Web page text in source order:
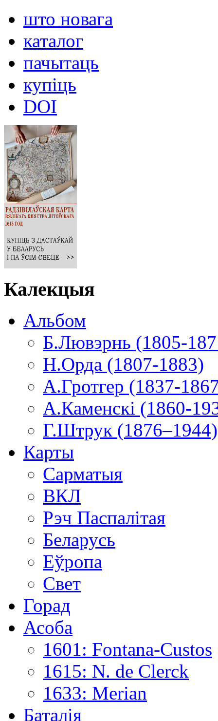
што новага
каталог
пачытаць
купіць
DOI
Калекцыя
Альбом
Б.Лювэрнь (1805-
Н.Орда (1807-1883)
А.Гротгер (1837-
А.Каменскі (1860-
Г.Штрук (1876–1944)
Карты
Сарматыя
ВКЛ
Рэч Паспалітая
Беларусь
Еўропа
Свет
Горад
Асоба
1601: Fontana-Custos
1615: N. de Clerck
1633: Merian
Баталія